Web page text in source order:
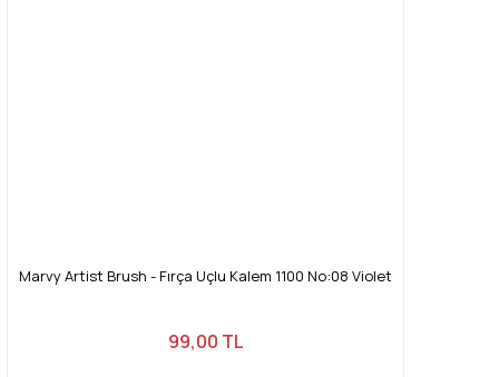
Marvy Artist Brush - Fırça Uçlu Kalem 1100 No:08 Violet
99,00 TL